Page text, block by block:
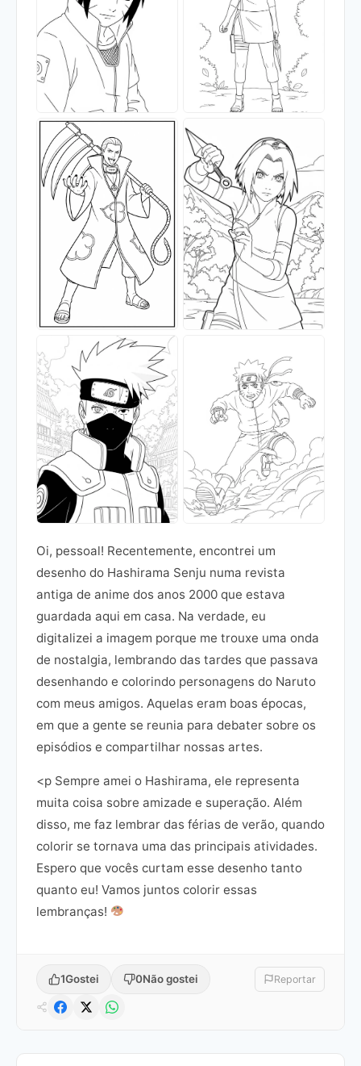
Oi, pessoal! Recentemente, encontrei um
desenho do Hashirama Senju numa revista
antiga de anime dos anos 2000 que estava
guardada aqui em casa. Na verdade, eu
digitalizei a imagem porque me trouxe uma onda
de nostalgia, lembrando das tardes que passava
desenhando e colorindo personagens do Naruto
com meus amigos. Aquelas eram boas épocas,
em que a gente se reunia para debater sobre os
episódios e compartilhar nossas artes.
<p Sempre amei o Hashirama, ele representa
muita coisa sobre amizade e superação. Além
disso, me faz lembrar das férias de verão, quando
colorir se tornava uma das principais atividades.
Espero que vocês curtam esse desenho tanto
quanto eu! Vamos juntos colorir essas
lembranças!
1Gostei 0Não gostei Reportar